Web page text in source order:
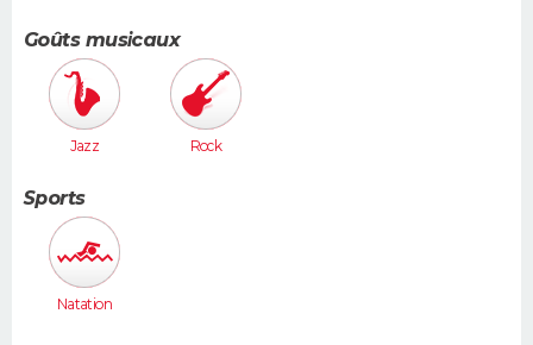
Goûts musicaux
Jazz Rock
Sports
Natation